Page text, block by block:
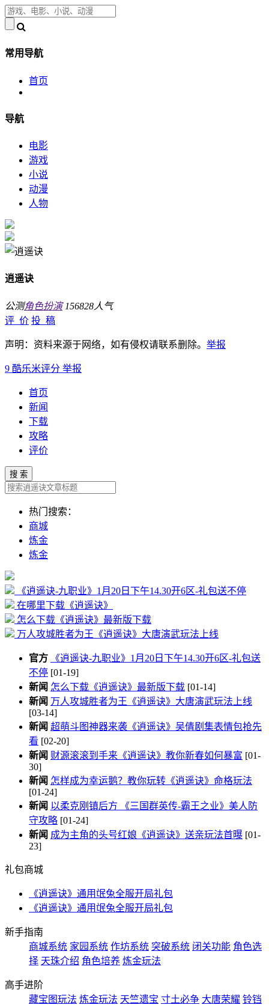
常用导航
首页
导航
电影
游戏
小说
动漫
人物
逍遥诀
公测角色扮演 156828人气
评 价 投 稿
声明：资料来源于网络，如有侵权请联系删除。 举报
9 酷乐米评分 举报
首页
新闻
下载
攻略
评价
搜 索
热门搜索：
商城
炼金
炼金
《逍遥诀-九职业》1月20日下午14.30开6区-礼包送不停
在哪里下载《逍遥诀》
怎么下载《逍遥诀》最新版下载
万人攻城胜者为王《逍遥诀》大唐演武玩法上线
官方
《逍遥诀-九职业》1月20日下午14.30开6区-礼包送
不停 [01-19]
新闻 怎么下载《逍遥诀》最新版下载 [01-14]
新闻 万人攻城胜者为王《逍遥诀》大唐演武玩法上线
[03-14]
新闻 超萌斗图神器来袭《逍遥诀》吴倩剧集表情包抢先
看 [02-20]
新闻 财源滚滚到手来《逍遥诀》教你新春如何暴富 [01-
30]
新闻 怎样成为幸运鹅？教你玩转《逍遥诀》命格玩法
[01-24]
新闻 以柔克刚镇后方 《三国群英传-霸王之业》美人防
守攻略 [01-24]
新闻 成为主角的头号红娘《逍遥诀》送亲玩法首曝 [01-
23]
礼包商城
《逍遥诀》通用氓兔全服开局礼包
《逍遥诀》通用氓兔全服开局礼包
新手指南
商城系统 家园系统 作坊系统 突破系统 闭关功能 角色选
择 天珠介绍 角色培养 炼金玩法
高手进阶
藏宝图玩法 炼金玩法 天竺遗宝 寸土必争 大唐荣耀 铃铛